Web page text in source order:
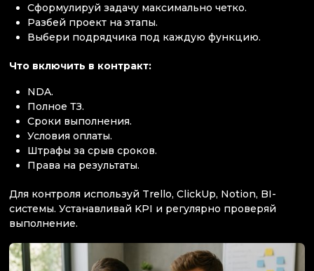
Сформулируй задачу максимально четко.
Разбей проект на этапы.
Выбери подрядчика под каждую функцию.
Что включить в контракт:
NDA.
Полное ТЗ.
Сроки выполнения.
Условия оплаты.
Штрафы за срыв сроков.
Права на результаты.
Для контроля используй Trello, ClickUp, Notion, BI-
системы. Устанавливай KPI и регулярно проверяй
выполнение.